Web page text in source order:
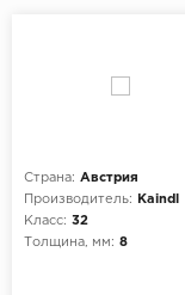
Страна: Австрия
Производитель:
Kaindl
Класс: 32
Толщина, мм: 8